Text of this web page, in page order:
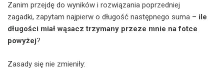
Zanim przejdę do wyników i rozwiązania poprzedniej
zagadki, zapytam najpierw o długość następnego suma – ile
długości miał wąsacz trzymany przeze mnie na fotce
powyżej?
Zasady się nie zmieniły: